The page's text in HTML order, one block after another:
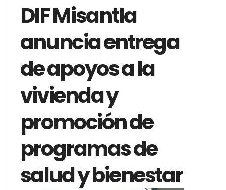
DIF Misantla
anuncia entrega
de apoyos a la
vivienda y
promoción de
programas de
salud y bienestar